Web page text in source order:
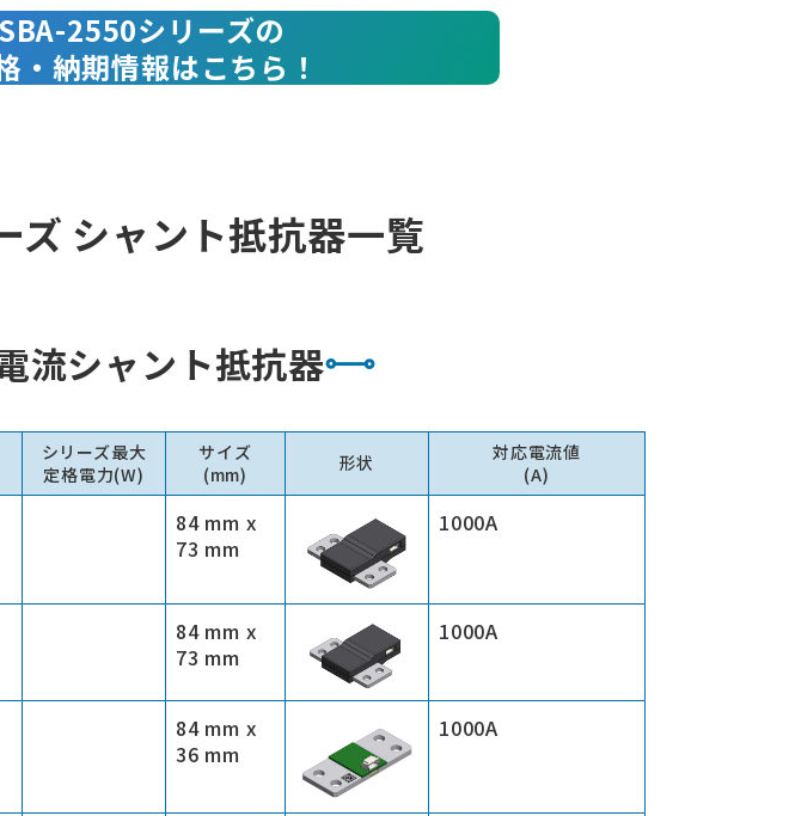
SBA-2550シリーズの
・納期情報はこちら！
ズ シャント抵抗器一覧
流シャント抵抗器
シリーズ最大
定格電力(W)
サイズ
(mm)
形状
対応電流値
(A)
84 mm x
73 mm
1000A
84 mm x
73 mm
1000A
84 mm x
36 mm
1000A